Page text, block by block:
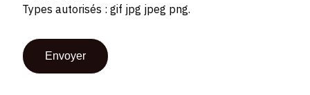
Types autorisés : gif jpg jpeg png.